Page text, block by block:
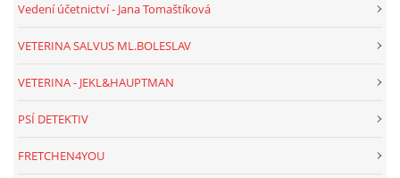
Vedení účetnictví - Jana Tomaštíková
VETERINA SALVUS ML.BOLESLAV
VETERINA - JEKL&HAUPTMAN
PSÍ DETEKTIV
FRETCHEN4YOU